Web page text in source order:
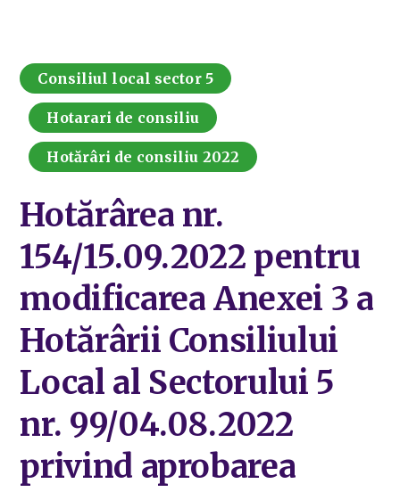
Consiliul local sector 5
Hotarari de consiliu
Hotărâri de consiliu 2022
Hotărârea nr.
154/15.09.2022 pentru
modificarea Anexei 3 a
Hotărârii Consiliului
Local al Sectorului 5
nr. 99/04.08.2022
privind aprobarea